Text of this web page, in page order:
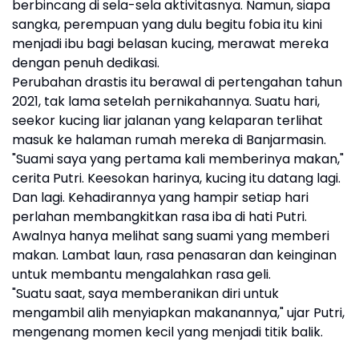
berbincang di sela-sela aktivitasnya. Namun, siapa
sangka, perempuan yang dulu begitu fobia itu kini
menjadi ibu bagi belasan kucing, merawat mereka
dengan penuh dedikasi.
Perubahan drastis itu berawal di pertengahan tahun
2021, tak lama setelah pernikahannya. Suatu hari,
seekor kucing liar jalanan yang kelaparan terlihat
masuk ke halaman rumah mereka di Banjarmasin.
"Suami saya yang pertama kali memberinya makan,"
cerita Putri. Keesokan harinya, kucing itu datang lagi.
Dan lagi. Kehadirannya yang hampir setiap hari
perlahan membangkitkan rasa iba di hati Putri.
Awalnya hanya melihat sang suami yang memberi
makan. Lambat laun, rasa penasaran dan keinginan
untuk membantu mengalahkan rasa geli.
"Suatu saat, saya memberanikan diri untuk
mengambil alih menyiapkan makanannya," ujar Putri,
mengenang momen kecil yang menjadi titik balik.